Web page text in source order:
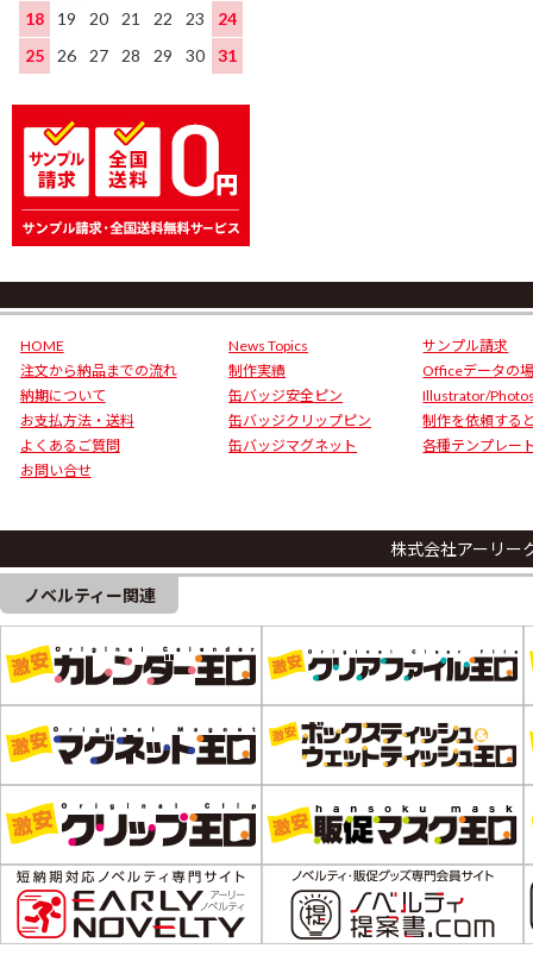
18
19 20 21 22 23
24
25
26 27 28 29 30 31
HOME
注文から納品までの流れ
納期について
お支払方法・送料
よくあるご質問
お問い合せ
News Topics
制作実績
缶バッジ安全ピン
缶バッジクリップピン
缶バッジマグネット
サンプル請求
Officeデータの
Illustrator/
制作を依頼する
各種テンプレー
株式会社アーリ
ノベルティー関連